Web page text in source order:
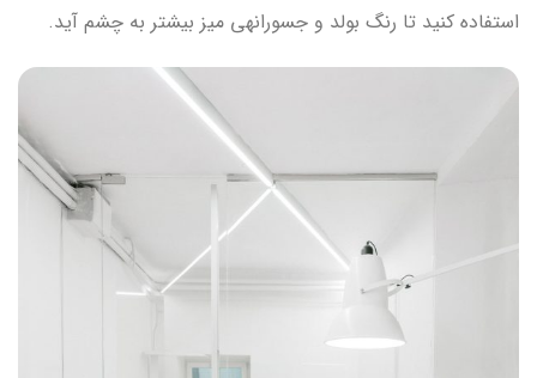
استفاده کنید تا رنگ بولد و جسورانه‎ی میز بیشتر به چشم آید.